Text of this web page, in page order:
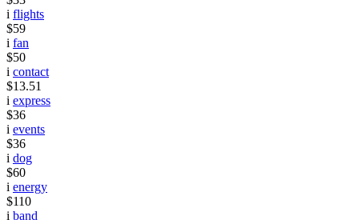
i flights
$59
i fan
$50
i contact
$13.51
i express
$36
i events
$36
i dog
$60
i energy
$110
i band